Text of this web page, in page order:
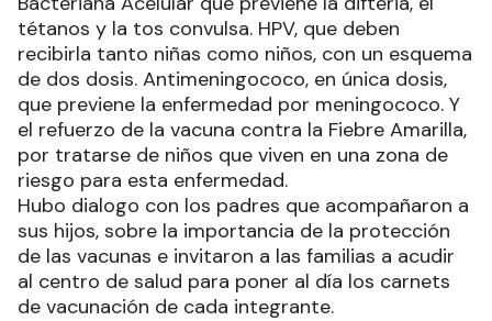
tétanos y la tos convulsa. HPV, que deben
recibirla tanto niñas como niños, con un esquema
de dos dosis. Antimeningococo, en única dosis,
que previene la enfermedad por meningococo. Y
el refuerzo de la vacuna contra la Fiebre Amarilla,
por tratarse de niños que viven en una zona de
riesgo para esta enfermedad.
Hubo dialogo con los padres que acompañaron a
sus hijos, sobre la importancia de la protección
de las vacunas e invitaron a las familias a acudir
al centro de salud para poner al día los carnets
de vacunación de cada integrante.